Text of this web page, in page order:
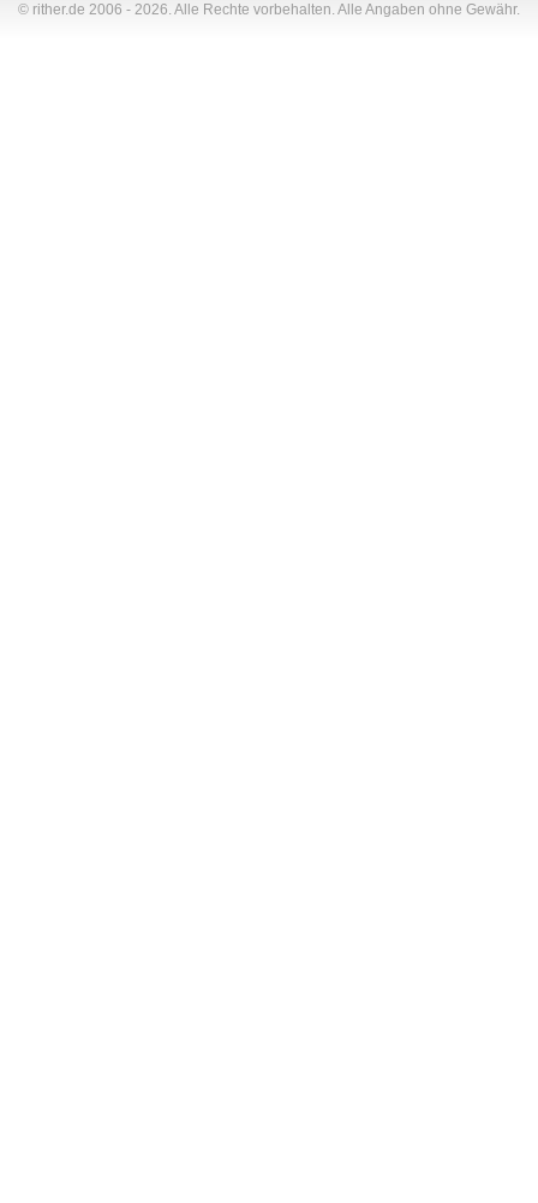
© rither.de 2006 - 2026. Alle Rechte vorbehalten. Alle Angaben ohne Gewähr.